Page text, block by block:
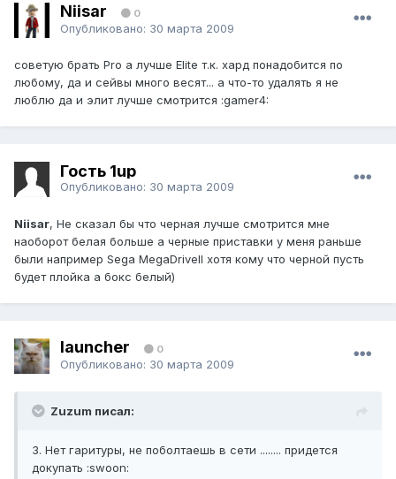
Niisar 0
Опубликовано: 30 марта 2009
советую брать Pro а лучше Elite т.к. хард понадобится по
любому, да и сейвы много весят... а что-то удалять я не
люблю да и элит лучше смотрится :gamer4:
Гость 1up
Опубликовано: 30 марта 2009
Niisar, Не сказал бы что черная лучше смотрится мне
наоборот белая больше а черные приставки у меня раньше
были например Sega MegaDriveII хотя кому что черной пусть
будет плойка а бокс белый)
launcher 0
Опубликовано: 30 марта 2009
Zuzum писал:
3. Нет гаритуры, не поболтаешь в сети ........ придется
докупать :swoon: